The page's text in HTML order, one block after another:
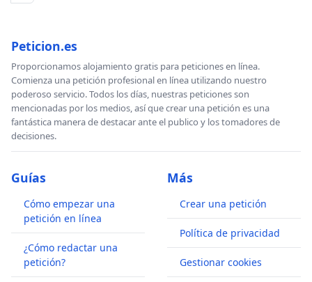
Peticion.es
Proporcionamos alojamiento gratis para peticiones en línea.
Comienza una petición profesional en línea utilizando nuestro
poderoso servicio. Todos los días, nuestras peticiones son
mencionadas por los medios, así que crear una petición es una
fantástica manera de destacar ante el publico y los tomadores de
decisiones.
Guías
Cómo empezar una
petición en línea
¿Cómo redactar una
petición?
Más
Crear una petición
Política de privacidad
Gestionar cookies